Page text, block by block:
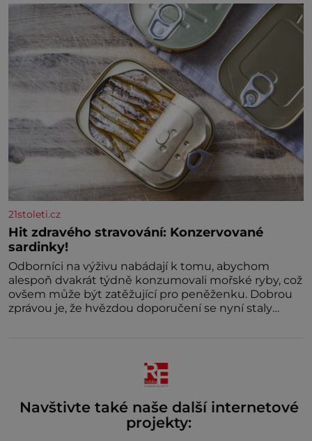
21stoleti.cz
Hit zdravého stravování: Konzervované
sardinky!
Odborníci na výživu nabádají k tomu, abychom
alespoň dvakrát týdně konzumovali mořské ryby, což
ovšem může být zatěžující pro peněženku. Dobrou
zprávou je, že hvězdou doporučení se nyní staly
Navštivte také naše další internetové
projekty: